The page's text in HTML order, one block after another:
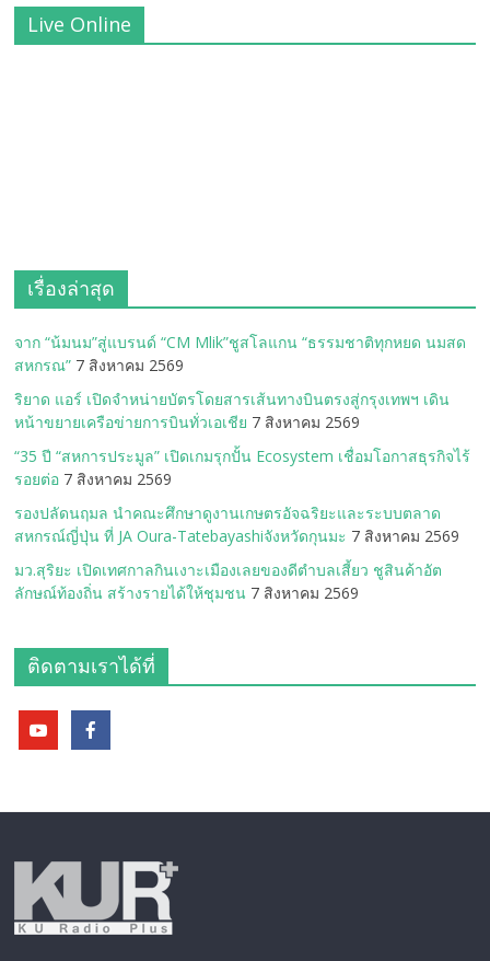
Live Online
เรื่องล่าสุด
จาก “น้มนม”สู่แบรนด์ “CM Mlik”ชูสโลแกน “ธรรมชาติทุกหยด นมสด
สหกรณ” 7 สิงหาคม 2569
ริยาด แอร์ เปิดจำหน่ายบัตรโดยสารเส้นทางบินตรงสู่กรุงเทพฯ เดิน
หน้าขยายเครือข่ายการบินทั่วเอเชีย 7 สิงหาคม 2569
“35 ปี “สหการประมูล” เปิดเกมรุกปั้น Ecosystem เชื่อมโอกาสธุรกิจไร้
รอยต่อ 7 สิงหาคม 2569
รองปลัดนฤมล นำคณะศึกษาดูงานเกษตรอัจฉริยะและระบบตลาด
สหกรณ์ญี่ปุ่น ที่ JA Oura-Tatebayashiจังหวัดกุนมะ 7 สิงหาคม 2569
มว.สุริยะ เปิดเทศกาลกินเงาะเมืองเลยของดีตำบลเสี้ยว ชูสินค้าอัต
ลักษณ์ท้องถิ่น สร้างรายได้ให้ชุมชน 7 สิงหาคม 2569
ติดตามเราได้ที่